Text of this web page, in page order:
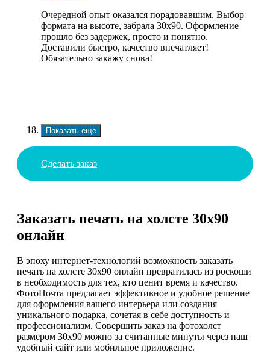
Очередной опыт оказался порадовавшим. Выбор
формата на высоте, забрала 30х90. Оформление
прошло без задержек, просто и понятно.
Доставили быстро, качество впечатляет!
Обязательно закажу снова!
Показать еще
Сделать заказ
Заказать печать на холсте 30х90
онлайн
В эпоху интернет-технологий возможность заказать
печать на холсте 30х90 онлайн превратилась из роскоши
в необходимость для тех, кто ценит время и качество.
ФотоПочта предлагает эффективное и удобное решение
для оформления вашего интерьера или создания
уникального подарка, сочетая в себе доступность и
профессионализм. Совершить заказ на фотохолст
размером 30х90 можно за считанные минуты через наш
удобный сайт или мобильное приложение.